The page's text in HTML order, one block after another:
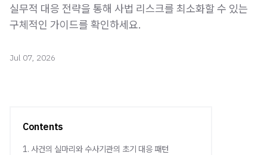
실무적 대응 전략을 통해 사법 리스크를 최소화할 수 있는
구체적인 가이드를 확인하세요.
Jul 07, 2026
Contents
1. 사건의 실마리와 수사기관의 초기 대응 패턴